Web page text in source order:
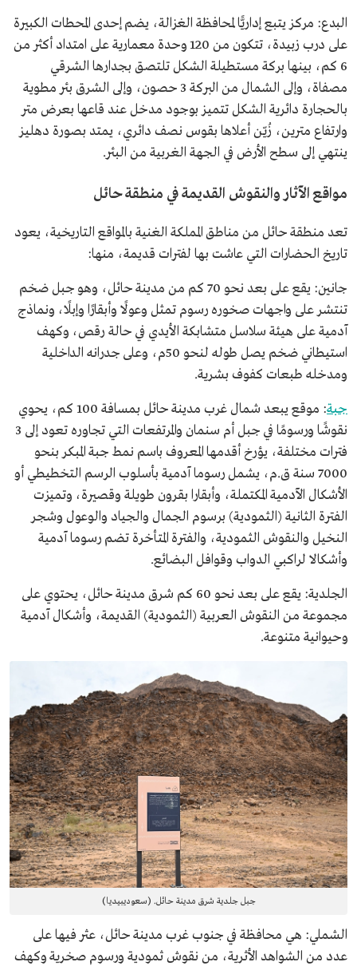
البدع: مركز يتبع إداريًّا لمحافظة الغزالة، يضم إحدى المحطات الكبيرة
على درب زبيدة، تتكون من 120 وحدة معمارية على امتداد أكثر من
6 كم، بينها بركة مستطيلة الشكل تلتصق بجدارها الشرقي
مصفاة، وإلى الشمال من البركة 3 حصون، وإلى الشرق بئر مطوية
بالحجارة دائرية الشكل تتميز بوجود مدخل عند قاعها بعرض متر
وارتفاع مترين، زُيّن أعلاها بقوس نصف دائري، يمتد بصورة دهليز
ينتهي إلى سطح الأرض في الجهة الغربية من البئر.
مواقع الآثار والنقوش القديمة في منطقة حائل
تعد منطقة حائل من مناطق المملكة الغنية بالمواقع التاريخية، يعود
تاريخ الحضارات التي عاشت بها لفترات قديمة، منها:
جانين: يقع على بعد نحو 70 كم من مدينة حائل، وهو جبل ضخم
تنتشر على واجهات صخوره رسوم تمثل وعولًا وأبقارًا وإبلًا، ونماذج
آدمية على هيئة سلاسل متشابكة الأيدي في حالة رقص، وكهف
استيطاني ضخم يصل طوله لنحو 50م، وعلى جدرانه الداخلية
ومدخله طبعات كفوف بشرية.
جبة
: موقع يبعد شمال غرب مدينة حائل بمسافة 100 كم، يحوي
نقوشًا ورسومًا في جبل أم سنمان والمرتفعات التي تجاوره تعود إلى 3
فترات مختلفة، يؤرخ أقدمها المعروف باسم نمط جبة المبكر بنحو
7000 سنة ق.م، يشمل رسوما آدمية بأسلوب الرسم التخطيطي أو
الأشكال الآدمية المكتملة، وأبقارا بقرون طويلة وقصيرة، وتميزت
الفترة الثانية (الثمودية) برسوم الجمال والجياد والوعول وشجر
النخيل والنقوش الثمودية، والفترة المتأخرة تضم رسوما آدمية
وأشكالا لراكبي الدواب وقوافل البضائع.
الجلدية: يقع على بعد نحو 60 كم شرق مدينة حائل، يحتوي على
مجموعة من النقوش العربية (الثمودية) القديمة، وأشكال آدمية
وحيوانية متنوعة.
جبل جلدية شرق مدينة حائل. (سعوديبيديا)
الشملي: هي محافظة في جنوب غرب مدينة حائل، عثر فيها على
عدد من الشواهد الأثرية، من نقوش ثمودية ورسوم صخرية وكهف